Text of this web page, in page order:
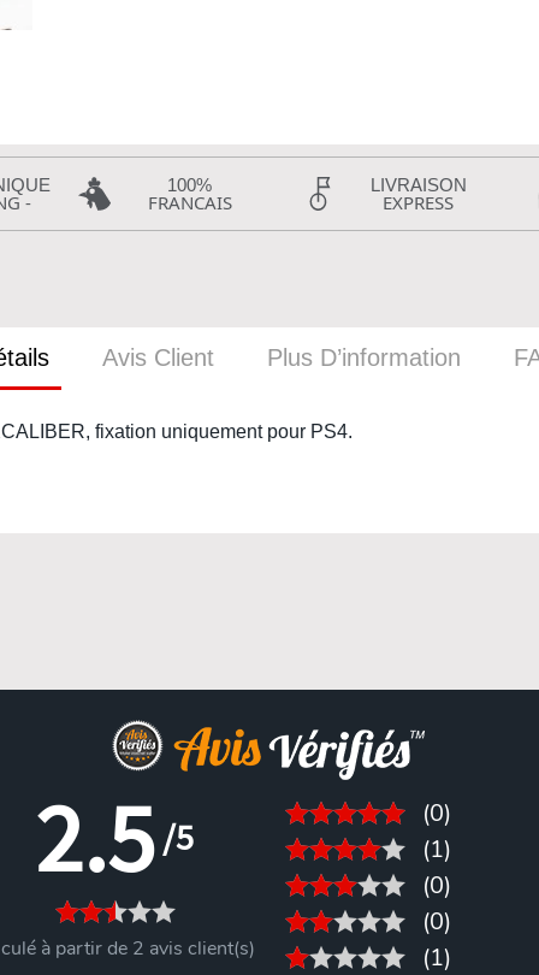
-
100%
FRANCAIS
LIVRAISON
EXPRESS
fixation uniquement pour PS4.
Avis Client Plus D’information
2.5 /5
à partir de 2 avis client(s)
(0)
(1)
(0)
(0)
(1)